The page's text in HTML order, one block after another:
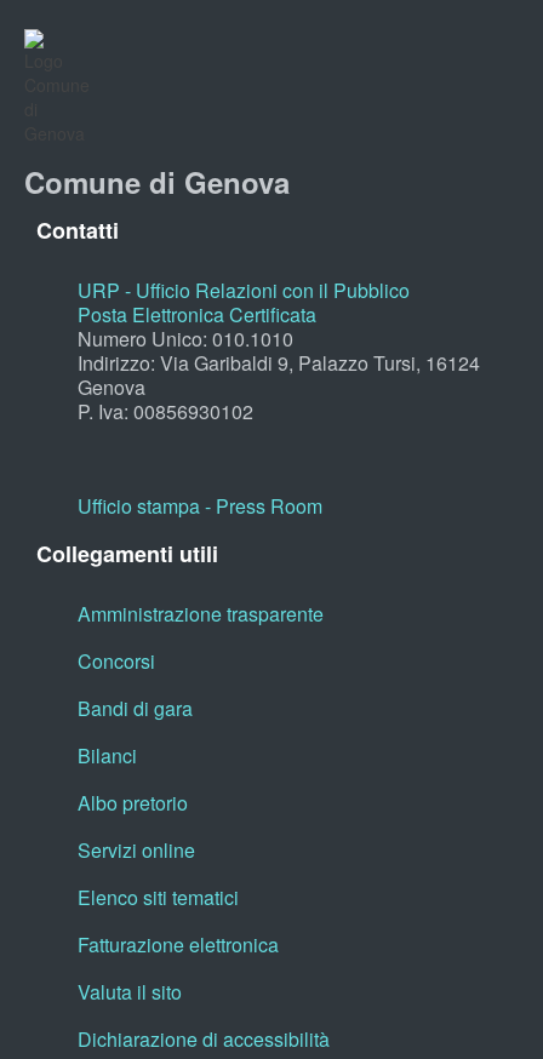
Comune di Genova
Contatti
URP - Ufficio Relazioni con il Pubblico
Posta Elettronica Certificata
Numero Unico: 010.1010
Indirizzo: Via Garibaldi 9, Palazzo Tursi, 16124
Genova
P. Iva: 00856930102
Ufficio stampa - Press Room
Collegamenti utili
Amministrazione trasparente
Concorsi
Bandi di gara
Bilanci
Albo pretorio
Servizi online
Elenco siti tematici
Fatturazione elettronica
Valuta il sito
Dichiarazione di accessibilità